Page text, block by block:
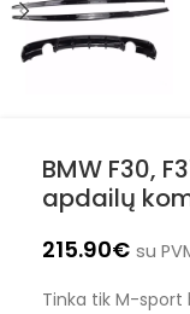
BMW F30,
apdailų
215.90€ su
Tinka tik M-sport